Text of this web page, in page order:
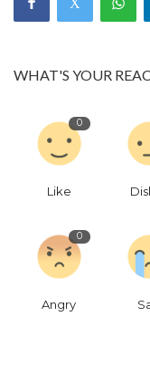
WHAT'S YOUR
0
Like
0
Angry